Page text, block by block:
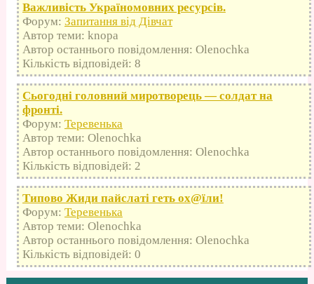
Важливість Україномовних ресурсів.
Форум: Запитання від Дівчат
Автор теми: knopa
Автор останнього повідомлення: Olenochka
Кількість відповідей: 8
Сьогодні головний миротворець — солдат на
фронті.
Форум: Теревенька
Автор теми: Olenochka
Автор останнього повідомлення: Olenochka
Кількість відповідей: 2
Типово Жиди пайслаті геть оx@їли!
Форум: Теревенька
Автор теми: Olenochka
Автор останнього повідомлення: Olenochka
Кількість відповідей: 0